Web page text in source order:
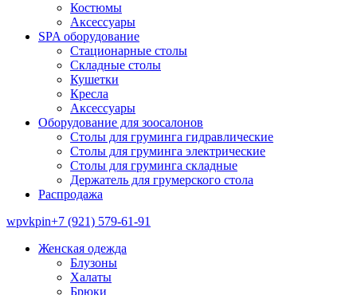
Костюмы
Аксессуары
SPA оборудование
Стационарные столы
Складные столы
Кушетки
Кресла
Аксессуары
Оборудование для зоосалонов
Столы для груминга гидравлические
Столы для груминга электрические
Столы для груминга складные
Держатель для грумерского стола
Распродажа
wpvkpin+7 (921) 579-61-91
Женская одежда
Блузоны
Халаты
Брюки